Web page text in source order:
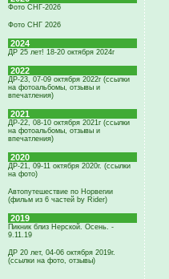
Фото СНГ-2026
Фото СНГ 2026
2024
ДР 25 лет! 18-20 октября 2024г
2022
ДР-23, 07-09 октября 2022г (ссылки
на фотоальбомы, отзывы и
впечатления)
2021
ДР-22, 08-10 октября 2021г (ссылки
на фотоальбомы, отзывы и
впечатления)
2020
ДР-21, 09-11 октября 2020г. (ссылки
на фото)
Автопутешествие по Норвегии
(фильм из 6 частей by Rider)
2019
Пикник близ Нерской. Осень. -
9.11.19
ДР 20 лет, 04-06 октября 2019г.
(ссылки на фото, отзывы)